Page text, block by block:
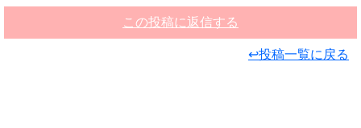
この投稿に返信する
↩投稿一覧に戻る